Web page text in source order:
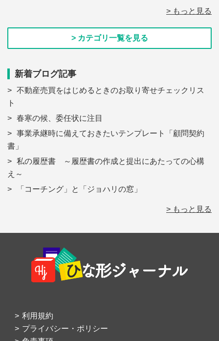
> もっと見る
> カテゴリ一覧を見る
新着ブログ記事
不動産売買をはじめるときのお取り寄せチェックリス
ト
春寒の候、委任状に注目
事業承継時に備えておきたいテンプレート「顧問契約
書」
私の履歴書 ～履歴書の作成と提出にあたっての心構
え～
「コーチング」と「ジョハリの窓」
> もっと見る
Footer
利用規約
プライバシー・ポリシー